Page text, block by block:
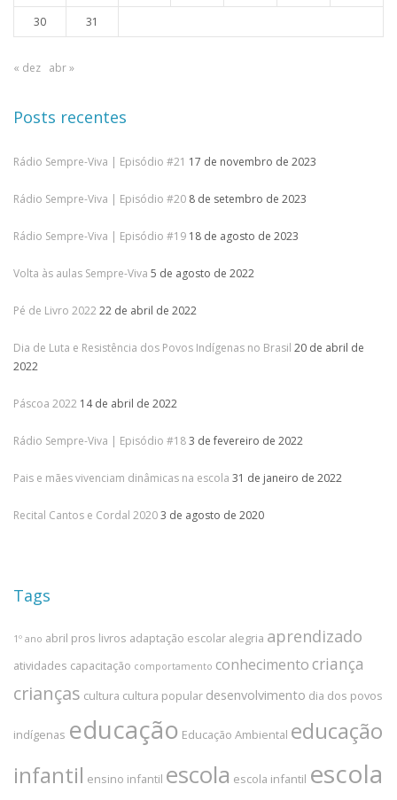
30
31
« dez abr »
Posts recentes
Rádio Sempre-Viva | Episódio #21 17 de novembro de 2023
Rádio Sempre-Viva | Episódio #20 8 de setembro de 2023
Rádio Sempre-Viva | Episódio #19 18 de agosto de 2023
Volta às aulas Sempre-Viva 5 de agosto de 2022
Pé de Livro 2022 22 de abril de 2022
Dia de Luta e Resistência dos Povos Indígenas no Brasil 20 de abril de
2022
Páscoa 2022 14 de abril de 2022
Rádio Sempre-Viva | Episódio #183 de fevereiro de 2022
Pais e mães vivenciam dinâmicas na escola 31 de janeiro de 2022
Recital Cantos e Cordal 20203 de agosto de 2020
Tags
1º ano abril pros livros adaptação escolar alegria aprendizado
atividades capacitação comportamento conhecimentocriança
crianças cultura cultura popular desenvolvimento dia dos povos
indígenas educação Educação Ambiental educação
infantil ensino infantil escola escola infantil escola